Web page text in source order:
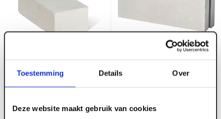
Toestemming Details Over
Deze website maakt gebruik van cookies
Kalkzandsteen VW
Maasformaat 214 x 102 x
(520 pall/folie)
Kalkzandsteen Lijmblok
(11.4 st/m2-110